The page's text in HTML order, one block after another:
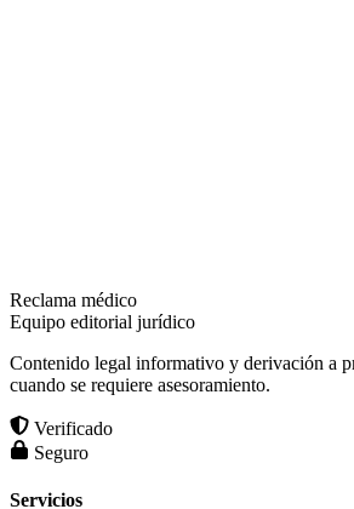
Reclama médico
Equipo editorial jurídico
Contenido legal informativo y derivación a
cuando se requiere asesoramiento.
Verificado
Seguro
Servicios